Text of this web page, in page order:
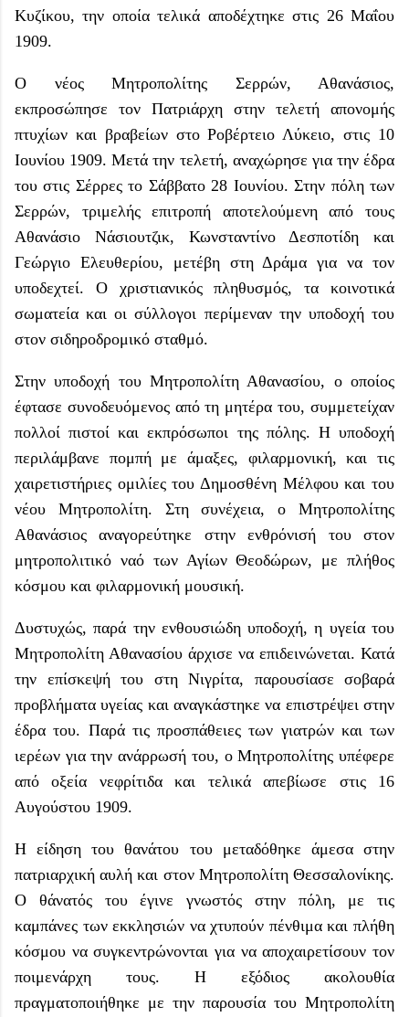
Κυζίκου, την οποία τελικά αποδέχτηκε στις 26 Μαΐου
1909.
Ο νέος Μητροπολίτης Σερρών, Αθανάσιος,
εκπροσώπησε τον Πατριάρχη στην τελετή απονομής
πτυχίων και βραβείων στο Ροβέρτειο Λύκειο, στις 10
Ιουνίου 1909. Μετά την τελετή, αναχώρησε για την έδρα
του στις Σέρρες το Σάββατο 28 Ιουνίου. Στην πόλη των
Σερρών, τριμελής επιτροπή αποτελούμενη από τους
Αθανάσιο Νάσιουτζικ, Κωνσταντίνο Δεσποτίδη και
Γεώργιο Ελευθερίου, μετέβη στη Δράμα για να τον
υποδεχτεί. Ο χριστιανικός πληθυσμός, τα κοινοτικά
σωματεία και οι σύλλογοι περίμεναν την υποδοχή του
στον σιδηροδρομικό σταθμό.
Στην υποδοχή του Μητροπολίτη Αθανασίου, ο οποίος
έφτασε συνοδευόμενος από τη μητέρα του, συμμετείχαν
πολλοί πιστοί και εκπρόσωποι της πόλης. Η υποδοχή
περιλάμβανε πομπή με άμαξες, φιλαρμονική, και τις
χαιρετιστήριες ομιλίες του Δημοσθένη Μέλφου και του
νέου Μητροπολίτη. Στη συνέχεια, ο Μητροπολίτης
Αθανάσιος αναγορεύτηκε στην ενθρόνισή του στον
μητροπολιτικό ναό των Αγίων Θεοδώρων, με πλήθος
κόσμου και φιλαρμονική μουσική.
Δυστυχώς, παρά την ενθουσιώδη υποδοχή, η υγεία του
Μητροπολίτη Αθανασίου άρχισε να επιδεινώνεται. Κατά
την επίσκεψή του στη Νιγρίτα, παρουσίασε σοβαρά
προβλήματα υγείας και αναγκάστηκε να επιστρέψει στην
έδρα του. Παρά τις προσπάθειες των γιατρών και των
ιερέων για την ανάρρωσή του, ο Μητροπολίτης υπέφερε
από οξεία νεφρίτιδα και τελικά απεβίωσε στις 16
Αυγούστου 1909.
Η είδηση του θανάτου του μεταδόθηκε άμεσα στην
πατριαρχική αυλή και στον Μητροπολίτη Θεσσαλονίκης.
Ο θάνατός του έγινε γνωστός στην πόλη, με τις
καμπάνες των εκκλησιών να χτυπούν πένθιμα και πλήθη
κόσμου να συγκεντρώνονται για να αποχαιρετίσουν τον
ποιμενάρχη τους. Η εξόδιος ακολουθία
πραγματοποιήθηκε με την παρουσία του Μητροπολίτη